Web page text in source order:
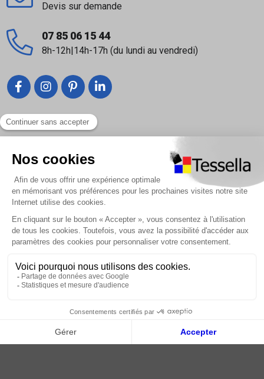
Liens utiles
Nous contacter
À propos
Paiement sécurisé
Livraison | Retour client
Nos tutos
Connexion / Inscription
Devis sur demande
07 85 06 15 44
8h-12h|14h-17h (du lundi au vendredi)
2018 - 2026 © Tessella, Tous droits réservés